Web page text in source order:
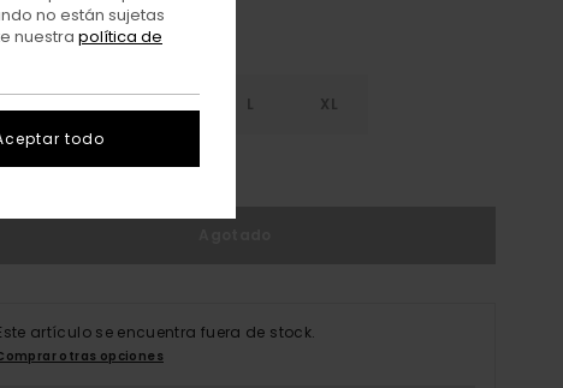
L XL
Ver Guía De Tallas
artículo se encuentra fuera de stock.
otras opciones
no están sujetas
nuestra política de
todo